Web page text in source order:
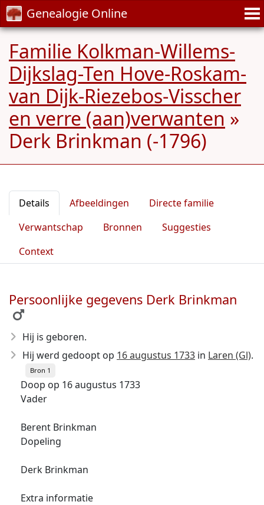
Genealogie Online
Familie Kolkman-Willems-
Dijkslag-Ten Hove-Roskam-
van Dijk-Riezebos-Visscher
en verre (aan)verwanten »
Derk Brinkman (-1796)
Details Afbeeldingen
Directe familie
Verwantschap
Bronnen
Suggesties
Context
Persoonlijke gegevens Derk Brinkman
Hij is geboren.
Hij werd gedoopt op 16 augustus 1733 in Laren (Gl).
Bron 1
Doop op 16 augustus 1733
Vader
Berent Brinkman
Dopeling
Derk Brinkman
Extra informatie